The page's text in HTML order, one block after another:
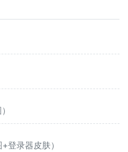
登录器皮肤）